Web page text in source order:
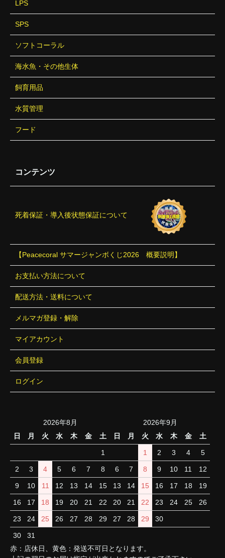
LPS
SPS
ソフトコーラル
海水魚・その他生体
飼育用品
水質管理
フード
コンテンツ
死着保証・導入後状態保証について
【Peacecoral サマージャンボくじ2026 概要説明】
お支払い方法について
配送方法・送料について
メルマガ登録・解除
マイアカウント
会員登録
ログイン
2026年8月
日
月 火 水 木 金 土
1
2 3 4 5 6 7 8
9 10 11 12 13 14 15
16 17 18 19 20 21 22
23 24 25 26 27 28 29
30 31
2026年9月
日
月 火 水 木 金 土
1 2 3 4 5
6 7 8 9 10 11 12
13 14 15 16 17 18 19
20 21 22 23 24 25 26
27 28 29 30
赤：店休日、黄色：発送不可日となります。